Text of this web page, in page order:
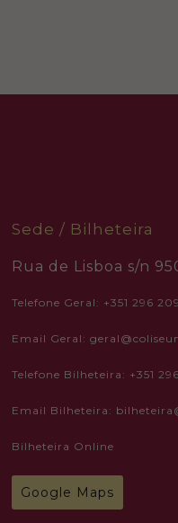
Sede / Bilheteira
Rua de Lisboa s/n
Telefone Geral: +351 296
Email Geral:
Telefone Bilheteira: +351
Email Bilheteira:
Bilheteira Online
Google Maps